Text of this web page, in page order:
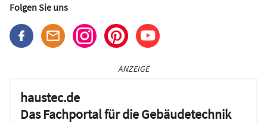
Folgen Sie uns
ANZEIGE
haustec.de
Das Fachportal für die Gebäudetechnik